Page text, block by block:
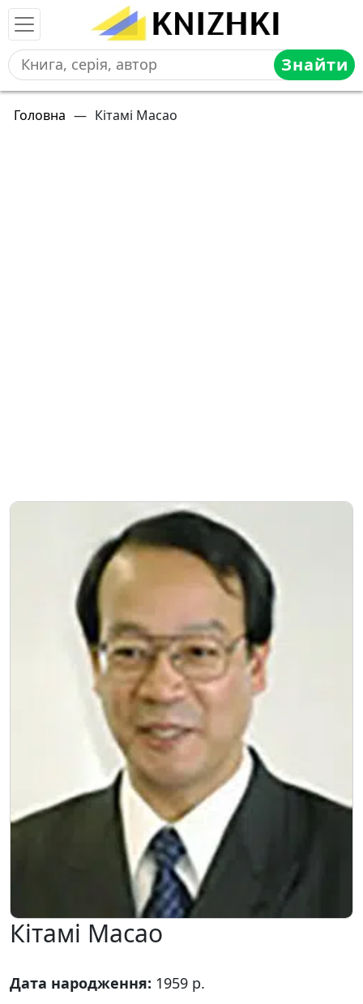
Знайти
Головна — Кітамі Масао
Кітамі Масао
Дата народження: 1959 р.